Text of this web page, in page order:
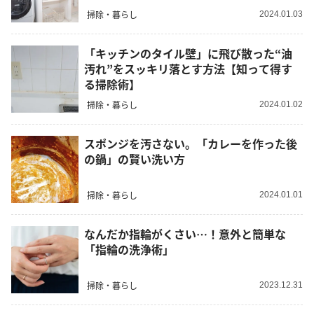
掃除・暮らし 2024.01.03
「キッチンのタイル壁」に飛び散った“油
汚れ”をスッキリ落とす方法【知って得す
る掃除術】
掃除・暮らし 2024.01.02
スポンジを汚さない。「カレーを作った後
の鍋」の賢い洗い方
掃除・暮らし 2024.01.01
なんだか指輪がくさい…！意外と簡単な
「指輪の洗浄術」
掃除・暮らし 2023.12.31